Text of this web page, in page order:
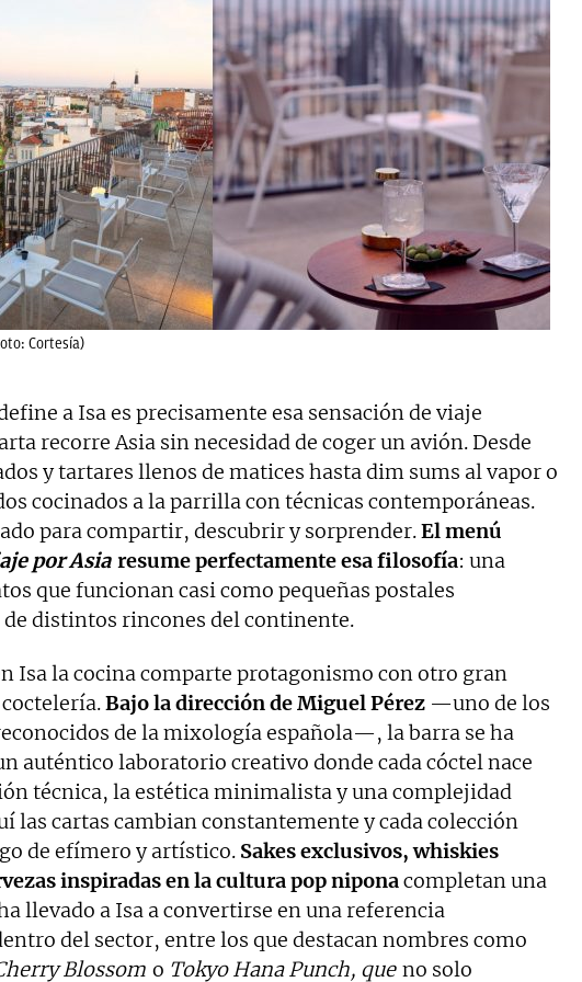
Cortesía)
a Isa es precisamente esa sensación de viaje
recorre Asia sin necesidad de coger un avión. Desde
y tartares llenos de matices hasta dim sums al vapor o
cocinados a la parrilla con técnicas contemporáneas.
para compartir, descubrir y sorprender.El menú
por Asia resume perfectamente esa filosofía: una
que funcionan casi como pequeñas postales
distintos rincones del continente.
Isa la cocina comparte protagonismo con otro gran
Bajo la dirección de Miguel Pérez —uno de los
de la mixología española—, la barra se ha
auténtico laboratorio creativo donde cada cóctel nace
técnica, la estética minimalista y una complejidad
las cartas cambian constantemente y cada colección
de efímero y artístico. Sakes exclusivos, whiskies
inspiradas en la cultura pop niponacompletan una
llevado a Isa a convertirse en una referencia
del sector, entre los que destacan nombres como
Blossom o Tokyo Hana Punch, que no solo